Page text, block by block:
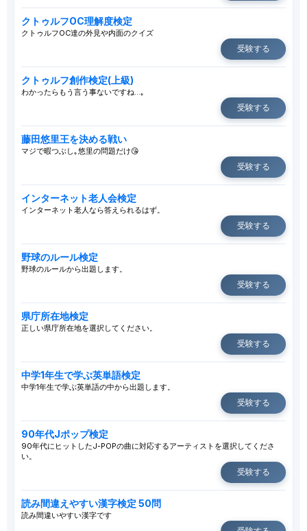
クトゥルフOC理解度検定
クトゥルフOC達の外見や内面のクイズ
受験する
クトゥルフ創作検定(上級)
わかったらもう言う事ないですね…｡
受験する
藤田悠里王を決める戦い
マジで暇つぶし｡悠里の問題だけ😘
受験する
インターネット老人会検定
インターネット老人なら答えられるはず。
受験する
野球のルール検定
野球のルールから出題します。
受験する
県庁所在地検定
正しい県庁所在地を選択してください。
受験する
中学1年生で学ぶ英単語検定
中学1年生で学ぶ英単語の中から出題します。
受験する
90年代Jポップ検定
90年代にヒットしたJ-POPの曲に対応するアーティストを選択してくださ
い。
受験する
読み間違えやすい漢字検定 50問
読み間違いやすい漢字です